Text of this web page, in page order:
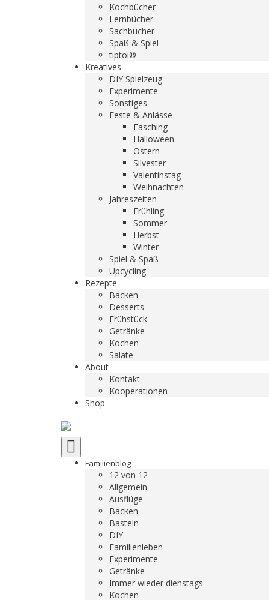
Kochbücher
Lernbücher
Sachbücher
Spaß & Spiel
tiptoi®
Kreatives
DIY Spielzeug
Experimente
Sonstiges
Feste & Anlässe
Fasching
Halloween
Ostern
Silvester
Valentinstag
Weihnachten
Jahreszeiten
Frühling
Sommer
Herbst
Winter
Spiel & Spaß
Upcycling
Rezepte
Backen
Desserts
Frühstück
Getränke
Kochen
Salate
About
Kontakt
Kooperationen
Shop
Toggle
navigation
Familienblog
12 von 12
Allgemein
Ausflüge
Backen
Basteln
DIY
Familienleben
Experimente
Getränke
Immer wieder dienstags
Kochen